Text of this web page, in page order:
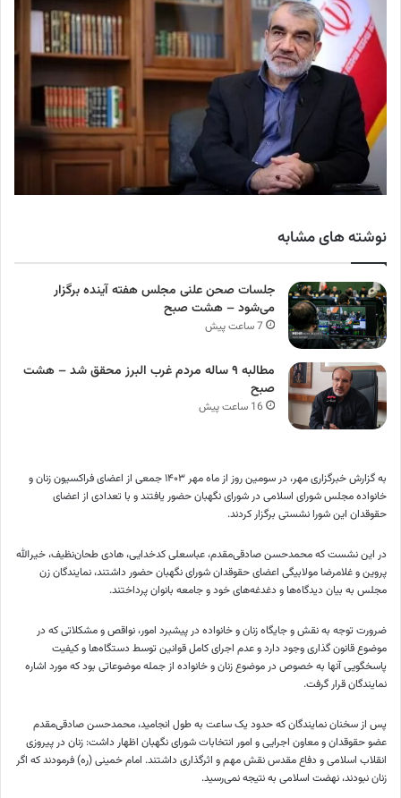
نوشته های مشابه
جلسات صحن علنی مجلس هفته آینده برگزار
می‌شود – هشت صبح
7 ساعت پیش
مطالبه ۹ ساله مردم غرب البرز محقق شد – هشت
صبح
16 ساعت پیش
به گزارش خبرگزاری مهر، در سومین روز از ماه مهر ۱۴۰۳ جمعی از اعضای فراکسیون زنان و
خانواده مجلس شورای اسلامی در شورای نگهبان حضور یافتند و با تعدادی از اعضای
حقوقدان این شورا نشستی برگزار کردند.
در این نشست که محمدحسن صادقی‌مقدم، عباسعلی کدخدایی، هادیطحان‌نظیف، خیرالله
پروین و غلامرضامولابیگی اعضای حقوقدان شورای نگهبان حضور داشتند، نمایندگان زن
مجلس به بیان دیدگاه‌ها و دغدغه‌های خود و جامعه بانوان پرداختند.
ضرورت توجه به نقش و جایگاه زنان و خانواده در پیشبرد امور، نواقص و مشکلاتی که در
موضوع قانون گذاری وجود دارد و عدم اجرای کامل قوانین توسط دستگاه‌ها و کیفیت
پاسخگویی آنها به خصوص در موضوع زنان و خانواده از جمله موضوعاتی بود که مورد اشاره
نمایندگان قرار گرفت.
پس از سخنان نمایندگان که حدود یک ساعت به طول انجامید، محمدحسن صادقی‌مقدم
عضو حقوقدان و معاون اجرایی و امور انتخابات شورای نگهبان اظهار داشت: زنان در پیروزی
انقلاب اسلامی و دفاع مقدس نقش مهم و اثرگذاری داشتند. امام خمینی (ره) فرمودند که اگر
زنان نبودند، نهضت اسلامی به نتیجه نمی‌رسید.